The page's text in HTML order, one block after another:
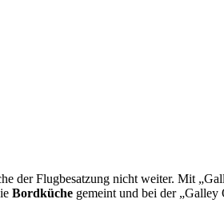
der Flugbesatzung nicht weiter. Mit
Bordküche gemeint und bei der „Galley